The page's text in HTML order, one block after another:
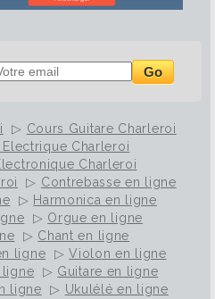
Go
▷ Cours Guitare Charleroi
Charleroi
Charleroi
▷ Contrebasse en ligne
▷ Harmonica en ligne
▷ Orgue en ligne
▷ Chant en ligne
ligne ▷Violon en ligne
ligne ▷ Guitare en ligne
ligne ▷ Ukulélé en ligne